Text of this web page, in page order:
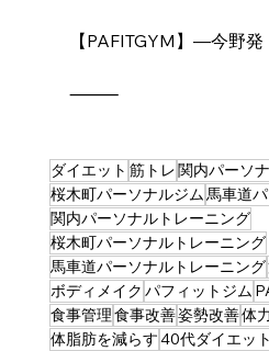
【PAFITGYM】―今野発
⸻
ダイエット 筋トレ関内パーソ
桜木町パーソナルジム馬車道
関内パーソナルトレーニング
桜木町パーソナルトレーニング
馬車道パーソナルトレーニング
ボディメイク パフィットジム
食事管理食事改善姿勢改善体
体脂肪を減らす40代ダイエット